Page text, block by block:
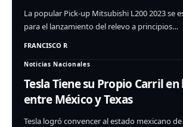
La popular Pick-up Mitsubishi L200 2023 se
para el lanzamiento del relevo a principios…
FRANCISCO R
Noticias Nacionales
Tesla Tiene su Propio Carril
entre México y Texas
Tesla logró convencer al estado mexicano